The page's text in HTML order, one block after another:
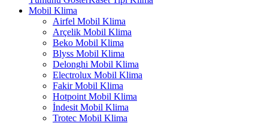
Mobil Klima
Airfel Mobil Klima
Arçelik Mobil Klima
Beko Mobil Klima
Blyss Mobil Klima
Delonghi Mobil Klima
Electrolux Mobil Klima
Fakir Mobil Klima
Hotpoint Mobil Klima
İndesit Mobil Klima
Trotec Mobil Klima